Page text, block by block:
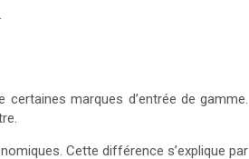
certaines marques d’entrée de gamme.
Cette différence s’explique par